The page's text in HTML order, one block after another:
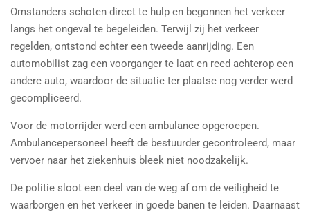
Omstanders schoten direct te hulp en begonnen het verkeer
langs het ongeval te begeleiden. Terwijl zij het verkeer
regelden, ontstond echter een tweede aanrijding. Een
automobilist zag een voorganger te laat en reed achterop een
andere auto, waardoor de situatie ter plaatse nog verder werd
gecompliceerd.
Voor de motorrijder werd een ambulance opgeroepen.
Ambulancepersoneel heeft de bestuurder gecontroleerd, maar
vervoer naar het ziekenhuis bleek niet noodzakelijk.
De politie sloot een deel van de weg af om de veiligheid te
waarborgen en het verkeer in goede banen te leiden. Daarnaast